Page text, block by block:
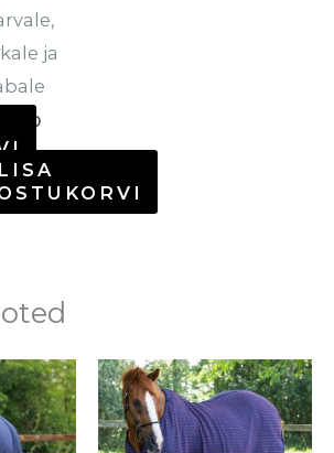
ja
10.90
LISA
Sellel
tootel
on